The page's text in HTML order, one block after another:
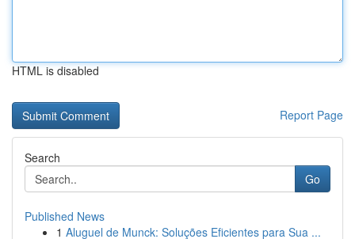
HTML is disabled
Report Page
Search
Go
Published News
1 Aluguel de Munck: Soluções Eficientes para Sua ...